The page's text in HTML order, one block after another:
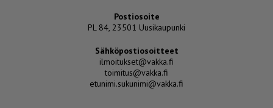
Postiosoite
PL 84, 23501 Uusikaupunki
Sähköpostiosoitteet
ilmoitukset@vakka.fi
toimitus@vakka.fi
etunimi.sukunimi@vakka.fi